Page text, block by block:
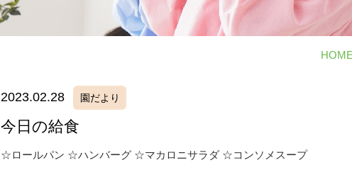
2023.02.28 園だより
今日の給食
☆ロールパン ☆ハンバーグ ☆マカロニサラダ ☆コンソメスープ